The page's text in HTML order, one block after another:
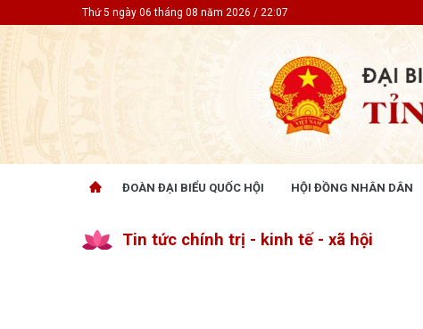
Thứ 5 ngày 06 tháng 08 năm 2026 / 22:07
ĐOÀN ĐẠI BIỂU QUỐC HỘI HỘI ĐỒNG NHÂN DÂN
Tin hoạt động
Tin hoạt động
Tin tức chính trị - kinh tế - xã hội